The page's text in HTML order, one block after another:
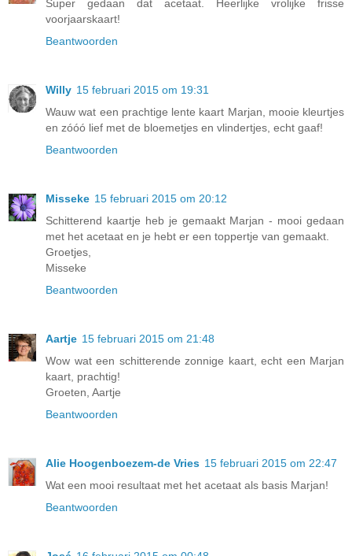
Super gedaan dat acetaat. Heerlijke vrolijke frisse
voorjaarskaart!
Beantwoorden
Willy 15 februari 2015 om 19:31
Wauw wat een prachtige lente kaart Marjan, mooie kleurtjes
en zóóó lief met de bloemetjes en vlindertjes, echt gaaf!
Beantwoorden
Misseke 15 februari 2015 om 20:12
Schitterend kaartje heb je gemaakt Marjan - mooi gedaan
met het acetaat en je hebt er een toppertje van gemaakt.
Groetjes,
Misseke
Beantwoorden
Aartje 15 februari 2015 om 21:48
Wow wat een schitterende zonnige kaart, echt een Marjan
kaart, prachtig!
Groeten, Aartje
Beantwoorden
Alie Hoogenboezem-de Vries 15 februari 2015 om 22:47
Wat een mooi resultaat met het acetaat als basis Marjan!
Beantwoorden